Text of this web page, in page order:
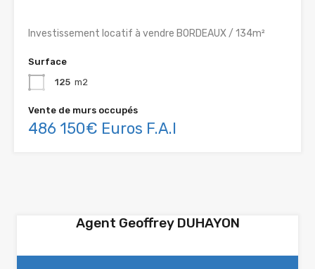
Investissement locatif à vendre BORDEAUX / 134m²
Surface
125 m2
Vente de murs occupés
486 150€ Euros F.A.I
Agent Geoffrey DUHAYON